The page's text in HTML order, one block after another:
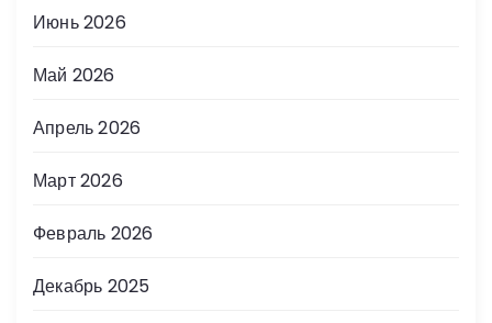
Июнь 2026
Май 2026
Апрель 2026
Март 2026
Февраль 2026
Декабрь 2025